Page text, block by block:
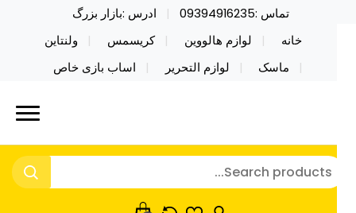
تماس :09394916235
ادرس :بازار بزرگ
خانه
لوازم هالووین کریسمس
ولنتاین
ماسک
لوازم التحریر اساب بازی خاص
تاین کادویی کریسمس اکسسوری
محصولات خاص فیجت اسباب بازی تراول ماگ نایکر
فروش عمده لوازم هالووین ولن تاین کادویی
اکسسوری ماسک در واردات مستقیم